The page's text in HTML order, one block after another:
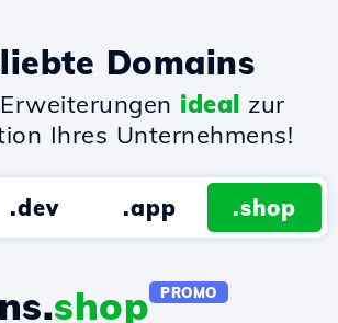
Domains
ideal zur
Ihres Unternehmens!
.dev .app .shop
shop PROMO